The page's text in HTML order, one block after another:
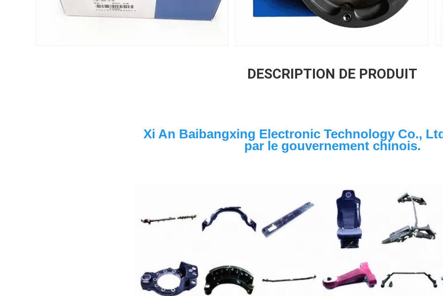
DESCRIPTION DE PRODUIT
Xi An Baibangxing Electronic Technology Co.,
par le gouvernement chinois.